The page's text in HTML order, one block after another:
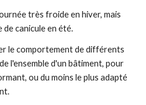
très froide en hiver, mais
de canicule en été.
le comportement de différents
l'ensemble d'un bâtiment, pour
ou du moins le plus adapté